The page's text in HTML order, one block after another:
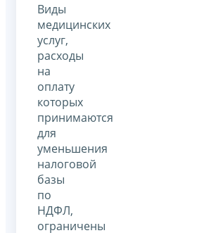
Виды
медицинских
услуг,
расходы
на
оплату
которых
принимаются
для
уменьшения
налоговой
базы
по
НДФЛ,
ограничены